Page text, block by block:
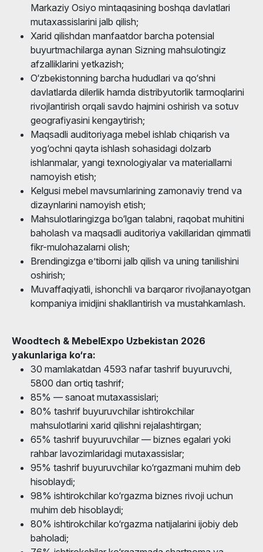
Markaziy Osiyo mintaqasining boshqa davlatlari
mutaxassislarini jalb qilish;
Xarid qilishdan manfaatdor barcha potensial
buyurtmachilarga aynan Sizning mahsulotingiz
afzalliklarini yetkazish;
O‘zbekistonning barcha hududlari va qo‘shni
davlatlarda dilerlik hamda distribyutorlik tarmoqlarini
rivojlantirish orqali savdo hajmini oshirish va sotuv
geografiyasini kengaytirish;
Maqsadli auditoriyaga mebel ishlab chiqarish va
yog‘ochni qayta ishlash sohasidagi dolzarb
ishlanmalar, yangi texnologiyalar va materiallarni
namoyish etish;
Kelgusi mebel mavsumlarining zamonaviy trend va
dizaynlarini namoyish etish;
Mahsulotlaringizga bo‘lgan talabni, raqobat muhitini
baholash va maqsadli auditoriya vakillaridan qimmatli
fikr-mulohazalarni olish;
Brendingizga e’tiborni jalb qilish va uning tanilishini
oshirish;
Muvaffaqiyatli, ishonchli va barqaror rivojlanayotgan
kompaniya imidjini shakllantirish va mustahkamlash.
Woodtech & MebelExpo Uzbekistan 2026
yakunlariga ko‘ra:
30 mamlakatdan 4593 nafar tashrif buyuruvchi,
5800 dan ortiq tashrif;
85% — sanoat mutaxassislari;
80% tashrif buyuruvchilar ishtirokchilar
mahsulotlarini xarid qilishni rejalashtirgan;
65% tashrif buyuruvchilar — biznes egalari yoki
rahbar lavozimlaridagi mutaxassislar;
95% tashrif buyuruvchilar ko‘rgazmani muhim deb
hisoblaydi;
98% ishtirokchilar ko‘rgazma biznes rivoji uchun
muhim deb hisoblaydi;
80% ishtirokchilar ko‘rgazma natijalarini ijobiy deb
baholadi;